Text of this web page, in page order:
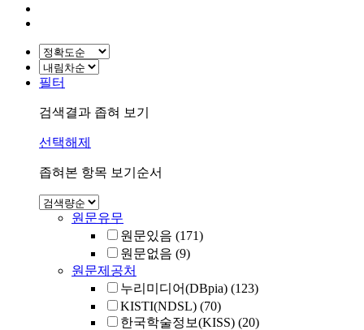
필터
검색결과 좁혀 보기
선택해제
좁혀본 항목 보기순서
원문유무
원문있음 (171)
원문없음 (9)
원문제공처
누리미디어(DBpia) (123)
KISTI(NDSL) (70)
한국학술정보(KISS) (20)